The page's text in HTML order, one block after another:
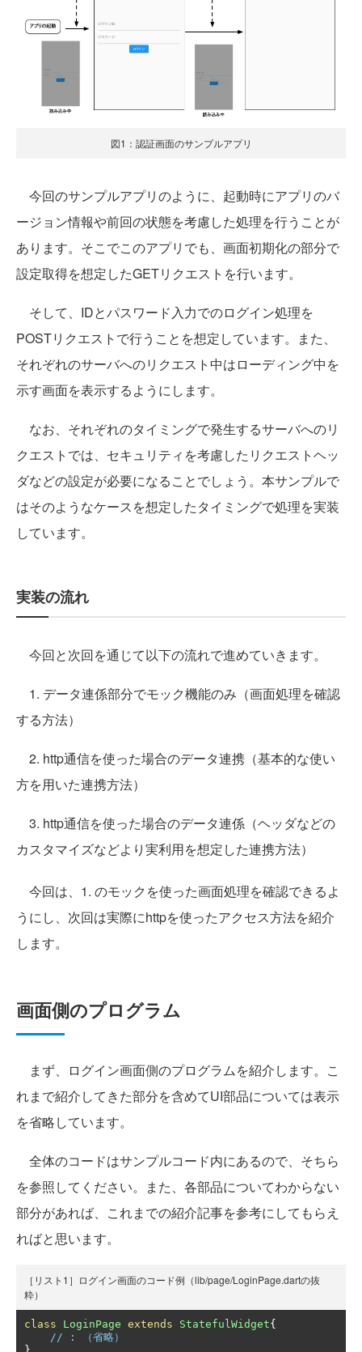
図1：認証画面のサンプルアプリ
今回のサンプルアプリのように、起動時にアプリのバ
ージョン情報や前回の状態を考慮した処理を行うことが
あります。そこでこのアプリでも、画面初期化の部分で
設定取得を想定したGETリクエストを行います。
そして、IDとパスワード入力でのログイン処理を
POSTリクエストで行うことを想定しています。また、
それぞれのサーバへのリクエスト中はローディング中を
示す画面を表示するようにします。
なお、それぞれのタイミングで発生するサーバへのリ
クエストでは、セキュリティを考慮したリクエストヘッ
ダなどの設定が必要になることでしょう。本サンプルで
はそのようなケースを想定したタイミングで処理を実装
しています。
実装の流れ
今回と次回を通じて以下の流れで進めていきます。
1. データ連係部分でモック機能のみ（画面処理を確認
する方法）
2. http通信を使った場合のデータ連携（基本的な使い
方を用いた連携方法）
3. http通信を使った場合のデータ連係（ヘッダなどの
カスタマイズなどより実利用を想定した連携方法）
今回は、1. のモックを使った画面処理を確認できるよ
うにし、次回は実際にhttpを使ったアクセス方法を紹介
します。
画面側のプログラム
まず、ログイン画面側のプログラムを紹介します。こ
れまで紹介してきた部分を含めてUI部品については表示
を省略しています。
全体のコードはサンプルコード内にあるので、そちら
を参照してください。また、各部品についてわからない
部分があれば、これまでの紹介記事を参考にしてもらえ
ればと思います。
［リスト1］ログイン画面のコード例（lib/page/LoginPage.dartの抜
粋）
class LoginPage extends StatefulWidget{
// : （省略）